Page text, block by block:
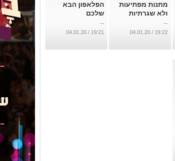
מתנות מפתיעות
ולא שגרתיות
...
19:22 / 04.01.20
הפלאפון הבא
שלכם
...
19:21 / 04.01.20